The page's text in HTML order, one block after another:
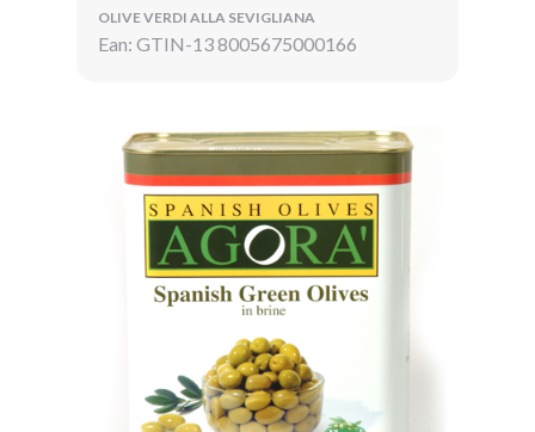
OLIVE VERDI ALLA SEVIGLIANA
Ean: GTIN-13 8005675000166